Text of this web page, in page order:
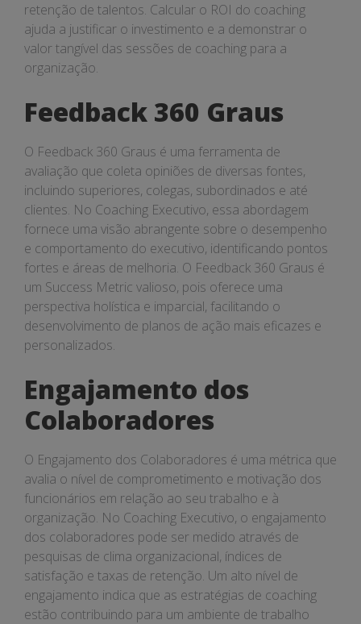
retenção de talentos. Calcular o ROI do coaching
ajuda a justificar o investimento e a demonstrar o
valor tangível das sessões de coaching para a
organização.
Feedback 360 Graus
O Feedback 360 Graus é uma ferramenta de
avaliação que coleta opiniões de diversas fontes,
incluindo superiores, colegas, subordinados e até
clientes. No Coaching Executivo, essa abordagem
fornece uma visão abrangente sobre o desempenho
e comportamento do executivo, identificando pontos
fortes e áreas de melhoria. O Feedback 360 Graus é
um Success Metric valioso, pois oferece uma
perspectiva holística e imparcial, facilitando o
desenvolvimento de planos de ação mais eficazes e
personalizados.
Engajamento dos
Colaboradores
O Engajamento dos Colaboradores é uma métrica que
avalia o nível de comprometimento e motivação dos
funcionários em relação ao seu trabalho e à
organização. No Coaching Executivo, o engajamento
dos colaboradores pode ser medido através de
pesquisas de clima organizacional, índices de
satisfação e taxas de retenção. Um alto nível de
engajamento indica que as estratégias de coaching
estão contribuindo para um ambiente de trabalho